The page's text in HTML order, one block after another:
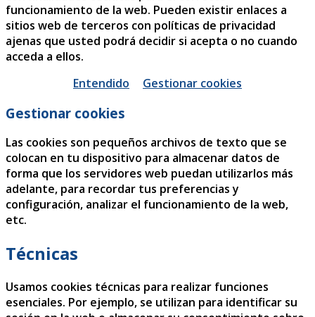
funcionamiento de la web. Pueden existir enlaces a
sitios web de terceros con políticas de privacidad
ajenas que usted podrá decidir si acepta o no cuando
acceda a ellos.
Entendido
Gestionar cookies
Gestionar cookies
Las cookies son pequeños archivos de texto que se
colocan en tu dispositivo para almacenar datos de
forma que los servidores web puedan utilizarlos más
adelante, para recordar tus preferencias y
configuración, analizar el funcionamiento de la web,
etc.
Técnicas
Usamos cookies técnicas para realizar funciones
esenciales. Por ejemplo, se utilizan para identificar su